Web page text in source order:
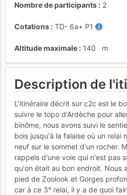
Nombre de participants
2
Cotations TD- 6a+ P1
Altitude maximale 140 m
Description de
L'itinéraire décrit sur c2c est le
suivre le topo d'Ardèche pour
binôme, nous avons suivi le
bois jusqu'à la falaise où un relai
neuf sur le sommet d'un rocher.
rappels d'une voie qui n'est pas
qu'on était au bon endroit. Nous
pied de Zoolook et Gorges
car à ce 3° relai, il y a de quoi